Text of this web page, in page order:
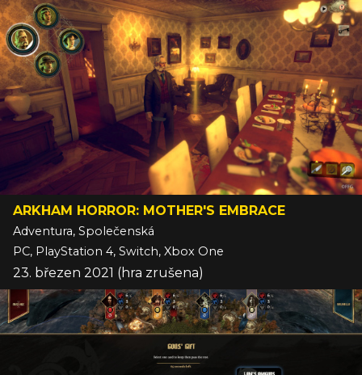
ARKHAM HORROR: MOTHER'S EMBRACE
Adventura, Společenská
PC, PlayStation 4, Switch, Xbox One
23. březen 2021 (hra zrušena)